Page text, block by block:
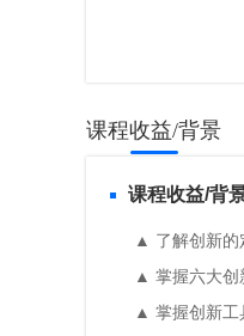
课程收益/背景
课程收益/背
▲ 了解创新的
▲ 掌握六大创
▲ 掌握创新工